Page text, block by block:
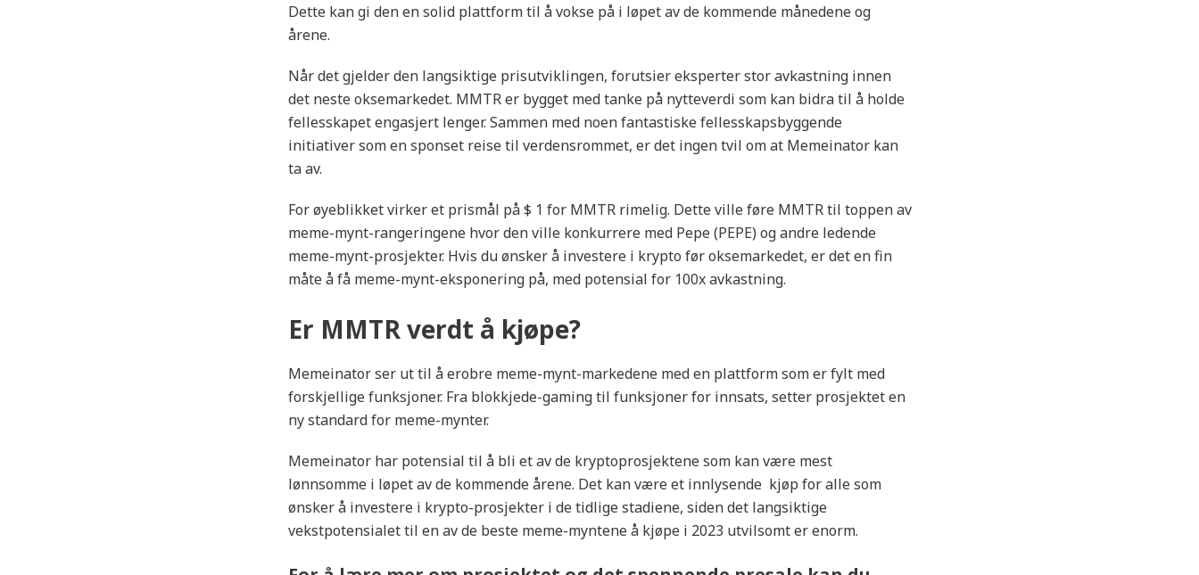
Dette kan gi den en solid plattform til å vokse på i løpet av de kommende månedene og
årene.
Når det gjelder den langsiktige prisutviklingen, forutsier eksperter stor avkastning innen
det neste oksemarkedet. MMTR er bygget med tanke på nytteverdi som kan bidra til å holde
fellesskapet engasjert lenger. Sammen med noen fantastiske fellesskapsbyggende
initiativer som en sponset reise til verdensrommet, er det ingen tvil om at Memeinator kan
ta av.
For øyeblikket virker et prismål på $ 1 for MMTR rimelig. Dette ville føre MMTR til toppen av
meme-mynt-rangeringene hvor den ville konkurrere med Pepe (PEPE) og andre ledende
meme-mynt-prosjekter. Hvis du ønsker å investere i krypto før oksemarkedet, er det en fin
måte å få meme-mynt-eksponering på, med potensial for 100x avkastning.
Er MMTR verdt å kjøpe?
Memeinator ser ut til å erobre meme-mynt-markedene med en plattform som er fylt med
forskjellige funksjoner. Fra blokkjede-gaming til funksjoner for innsats, setter prosjektet en
ny standard for meme-mynter.
Memeinator har potensial til å bli et av de kryptoprosjektene som kan være mest
lønnsomme i løpet av de kommende årene. Det kan være et innlysende kjøp for alle som
ønsker å investere i krypto-prosjekter i de tidlige stadiene, siden det langsiktige
vekstpotensialet til en av de beste meme-myntene å kjøpe i 2023 utvilsomt er enorm.